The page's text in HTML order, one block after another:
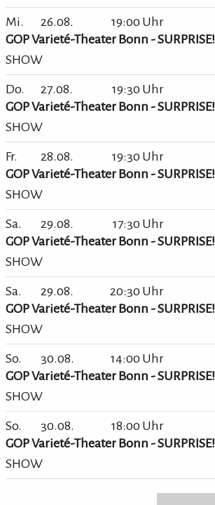
Mi. 26.08.
19:00 Uhr
GOP Varieté-Theater Bonn - SURPRISE!
SHOW
Do. 27.08.
19:30 Uhr
GOP Varieté-Theater Bonn - SURPRISE!
SHOW
Fr. 28.08.
19:30 Uhr
GOP Varieté-Theater Bonn - SURPRISE!
SHOW
Sa. 29.08.
17:30 Uhr
GOP Varieté-Theater Bonn - SURPRISE!
SHOW
Sa. 29.08.
20:30 Uhr
GOP Varieté-Theater Bonn - SURPRISE!
SHOW
So. 30.08.
14:00 Uhr
GOP Varieté-Theater Bonn - SURPRISE!
SHOW
So. 30.08.
18:00 Uhr
GOP Varieté-Theater Bonn - SURPRISE!
SHOW